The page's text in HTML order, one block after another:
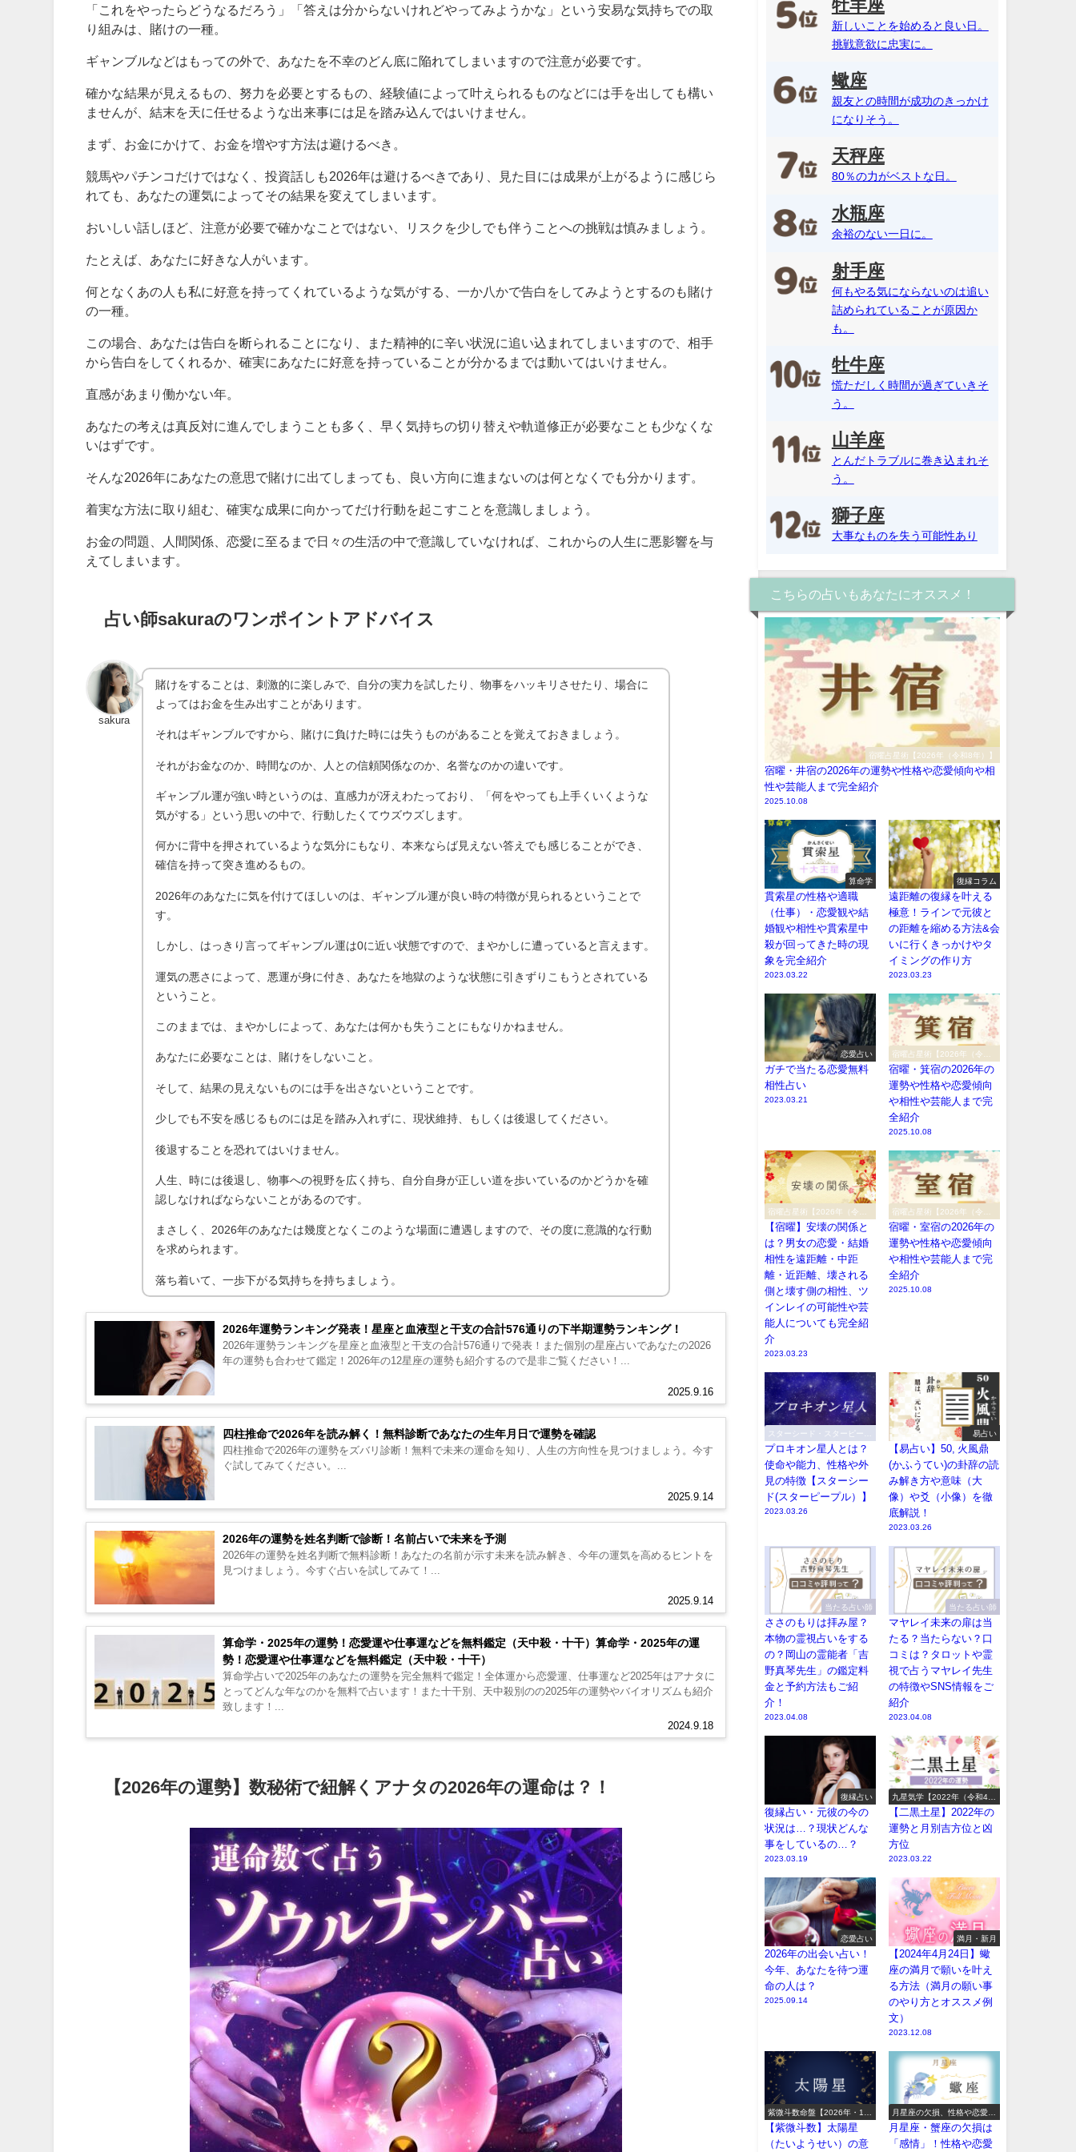
「これをやったらどうなるだろう」「答えは分からないけれどやってみようかな」という安易な気持ちでの取
り組みは、賭けの一種。
ギャンブルなどはもっての外で、あなたを不幸のどん底に陥れてしまいますので注意が必要です。
確かな結果が見えるもの、努力を必要とするもの、経験値によって叶えられるものなどには手を出しても構い
ませんが、結末を天に任せるような出来事には足を踏み込んではいけません。
まず、お金にかけて、お金を増やす方法は避けるべき。
競馬やパチンコだけではなく、投資話しも2026年は避けるべきであり、見た目には成果が上がるように感じら
れても、あなたの運気によってその結果を変えてしまいます。
おいしい話しほど、注意が必要で確かなことではない、リスクを少しでも伴うことへの挑戦は慎みましょう。
たとえば、あなたに好きな人がいます。
何となくあの人も私に好意を持ってくれているような気がする、一か八かで告白をしてみようとするのも賭け
の一種。
この場合、あなたは告白を断られることになり、また精神的に辛い状況に追い込まれてしまいますので、相手
から告白をしてくれるか、確実にあなたに好意を持っていることが分かるまでは動いてはいけません。
直感があまり働かない年。
あなたの考えは真反対に進んでしまうことも多く、早く気持ちの切り替えや軌道修正が必要なことも少なくな
いはずです。
そんな2026年にあなたの意思で賭けに出てしまっても、良い方向に進まないのは何となくでも分かります。
着実な方法に取り組む、確実な成果に向かってだけ行動を起こすことを意識しましょう。
お金の問題、人間関係、恋愛に至るまで日々の生活の中で意識していなければ、これからの人生に悪影響を与
えてしまいます。
占い師sakuraのワンポイントアドバイス
sakura
賭けをすることは、刺激的に楽しみで、自分の実力を試したり、物事をハッキリさせたり、場合に
よってはお金を生み出すことがあります。
それはギャンブルですから、賭けに負けた時には失うものがあることを覚えておきましょう。
それがお金なのか、時間なのか、人との信頼関係なのか、名誉なのかの違いです。
ギャンブル運が強い時というのは、直感力が冴えわたっており、「何をやっても上手くいくような
気がする」という思いの中で、行動したくてウズウズします。
何かに背中を押されているような気分にもなり、本来ならば見えない答えでも感じることができ、
確信を持って突き進めるもの。
2026年のあなたに気を付けてほしいのは、ギャンブル運が良い時の特徴が見られるということで
す。
しかし、はっきり言ってギャンブル運は0に近い状態ですので、まやかしに遭っていると言えます。
運気の悪さによって、悪運が身に付き、あなたを地獄のような状態に引きずりこもうとされている
ということ。
このままでは、まやかしによって、あなたは何かも失うことにもなりかねません。
あなたに必要なことは、賭けをしないこと。
そして、結果の見えないものには手を出さないということです。
少しでも不安を感じるものには足を踏み入れずに、現状維持、もしくは後退してください。
後退することを恐れてはいけません。
人生、時には後退し、物事への視野を広く持ち、自分自身が正しい道を歩いているのかどうかを確
認しなければならないことがあるのです。
まさしく、2026年のあなたは幾度となくこのような場面に遭遇しますので、その度に意識的な行動
を求められます。
落ち着いて、一歩下がる気持ちを持ちましょう。
2026年運勢ランキング発表！星座と血液型と干支の合計576通りの下半期運勢ランキング！
2025.9.16
2026年運勢ランキングを星座と血液型と干支の合計576通りで発表！また個別の星座占いであなたの2026
年の運勢も合わせて鑑定！2026年の12星座の運勢も紹介するので是非ご覧ください！...
四柱推命で2026年を読み解く！無料診断であなたの生年月日で運勢を確認
2025.9.14
四柱推命で2026年の運勢をズバリ診断！無料で未来の運命を知り、人生の方向性を見つけましょう。今す
ぐ試してみてください。...
2026年の運勢を姓名判断で診断！名前占いで未来を予測
2025.9.14
2026年の運勢を姓名判断で無料診断！あなたの名前が示す未来を読み解き、今年の運気を高めるヒントを
見つけましょう。今すぐ占いを試してみて！...
算命学・2025年の運勢！恋愛運や仕事運などを無料鑑定（天中殺・十干）算命学・2025年の運
勢！恋愛運や仕事運などを無料鑑定（天中殺・十干）
2024.9.18
算命学占いで2025年のあなたの運勢を完全無料で鑑定！全体運から恋愛運、仕事運など2025年はアナタに
とってどんな年なのかを無料で占います！また十干別、天中殺別のの2025年の運勢やバイオリズムも紹介
致します！...
【2026年の運勢】数秘術で紐解くアナタの2026年の運命は？！
牡羊座
新しいことを始めると良い日。
挑戦意欲に忠実に。
蠍座
親友との時間が成功のきっかけ
になりそう。
天秤座
80％の力がベストな日。
水瓶座
余裕のない一日に。
射手座
何もやる気にならないのは追い
詰められていることが原因か
も。
牡牛座
慌ただしく時間が過ぎていきそ
う。
山羊座
とんだトラブルに巻き込まれそ
う。
獅子座
大事なものを失う可能性あり
こちらの占いもあなたにオススメ！
宿曜占星術【2026年（令和8年）】
宿曜・井宿の2026年の運勢や性格や恋愛傾向や相
性や芸能人まで完全紹介
2025.10.08
算命学
貫索星の性格や適職
（仕事）・恋愛観や結
婚観や相性や貫索星中
殺が回ってきた時の現
象を完全紹介
2023.03.22
復縁コラム
遠距離の復縁を叶える
極意！ラインで元彼と
の距離を縮める方法&会
いに行くきっかけやタ
イミングの作り方
2023.03.23
恋愛占い
ガチで当たる恋愛無料
相性占い
2023.03.21
宿曜占星術【2026年（令和8
年）】
宿曜・箕宿の2026年の
運勢や性格や恋愛傾向
や相性や芸能人まで完
全紹介
2025.10.08
宿曜占星術【2026年（令和8
年）】
【宿曜】安壊の関係と
は？男女の恋愛・結婚
相性を遠距離・中距
離・近距離、壊される
側と壊す側の相性、ツ
インレイの可能性や芸
能人についても完全紹
介
2023.03.23
宿曜占星術【2026年（令和8
年）】
宿曜・室宿の2026年の
運勢や性格や恋愛傾向
や相性や芸能人まで完
全紹介
2025.10.08
スターシード・スターピープ
ル
プロキオン星人とは？
使命や能力、性格や外
見の特徴【スターシー
ド(スターピープル）】
2023.03.26
易占い
【易占い】50, 火風鼎
(かふうてい)の卦辞の読
み解き方や意味（大
像）や爻（小像）を徹
底解説！
2023.03.26
当たる占い師
ささのもりは拝み屋？
本物の霊視占いをする
の？岡山の霊能者「吉
野真琴先生」の鑑定料
金と予約方法もご紹
介！
2023.04.08
当たる占い師
マヤレイ未来の扉は当
たる？当たらない？口
コミは？タロットや霊
視で占うマヤレイ先生
の特徴やSNS情報をご
紹介
2023.04.08
復縁占い
復縁占い・元彼の今の
状況は…？現状どんな
事をしているの…？
2023.03.19
九星気学【2022年（令和4
年）の運勢】
【二黒土星】2022年の
運勢と月別吉方位と凶
方位
2023.03.22
恋愛占い
2026年の出会い占い！
今年、あなたを待つ運
命の人は？
2025.09.14
満月・新月
【2024年4月24日】蠍
座の満月で願いを叶え
る方法（満月の願い事
のやり方とオススメ例
文）
2023.12.08
紫微斗数命盤【2026年・12
宮14主星】
【紫微斗数】太陽星
（たいようせい）の意
月星座の欠損、性格や恋愛や
相性【2026年版】
月星座・蟹座の欠損は
「感情」！性格や恋愛